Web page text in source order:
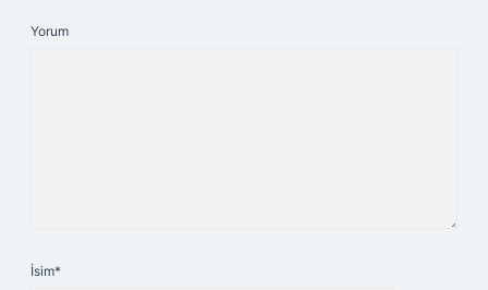
Yorum
İsim*